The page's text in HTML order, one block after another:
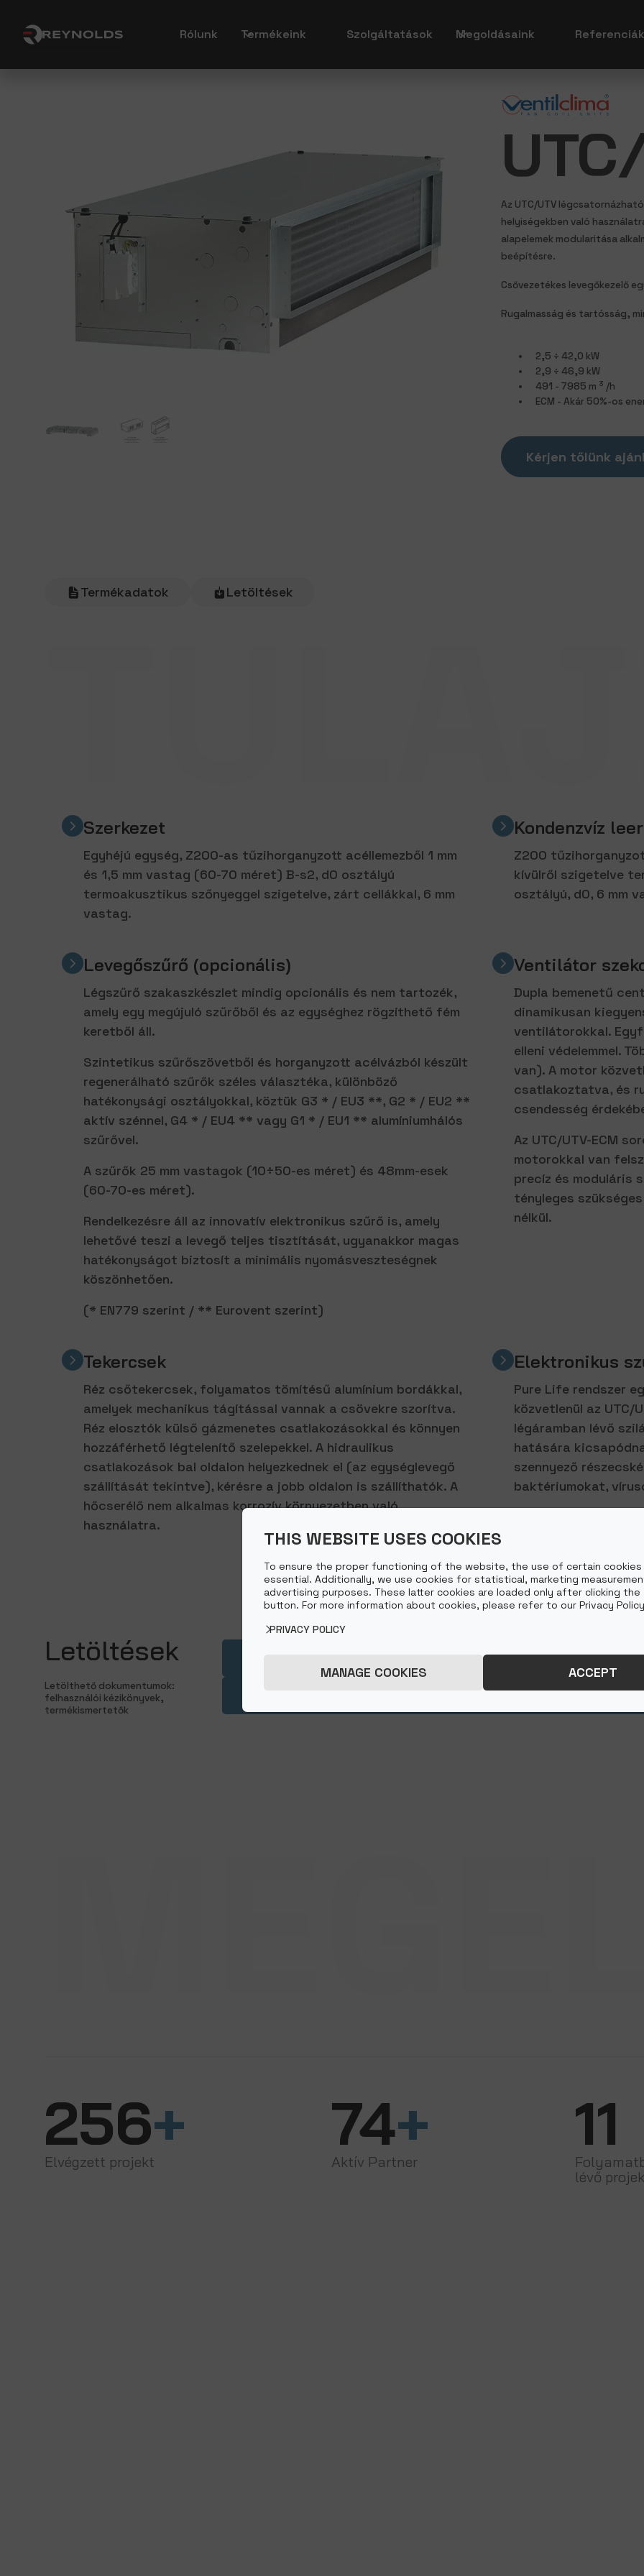
Rólunk Termékeink Szolgáltatások Megoldásaink
Az UTC/UTV
helyiségekben való
alapelemek modularitása
beépítésre.
Csővezetékes levegőkezelő
Rugalmasság és tartósság,
2,5 ÷ 42,0 kW
2,9 ÷ 46,9 kW
491 - 7985 m 3 /h
ECM - Akár 50%-os
Kérjen tőlünk
Termékadatok Letöltések
Szerkezet
Egyhéjú egység, Z200-as tűzihorganyzott acéllemezből 1 mm
és 1,5 mm vastag (60-70 méret) B-s2, d0 osztályú
termoakusztikus szőnyeggel szigetelve, zárt cellákkal, 6 mm
vastag.
Kondenzvíz
Z200
kívülről szigetelve
osztályú, d0, 6 mm
Levegőszűrő (opcionális)
Légszűrő szakaszkészlet mindig opcionális és nem tartozék,
amely egy megújuló szűrőből és az egységhez rögzíthető fém
keretből áll.
Szintetikus szűrőszövetből és horganyzott acélvázból készült
regenerálható szűrők széles választéka, különböző
hatékonysági osztályokkal, köztük G3 * / EU3 **, G2 * / EU2 **
aktív szénnel, G4 * / EU4 ** vagy G1 * / EU1 ** alumíniumhálós
szűrővel.
A szűrők 25 mm vastagok (10÷50-es méret) és 48mm-esek
(60-70-es méret).
Rendelkezésre áll az innovatív elektronikus szűrő is, amely
lehetővé teszi a levegő teljes tisztítását, ugyanakkor magas
hatékonyságot biztosít a minimális nyomásveszteségnek
köszönhetően.
(* EN779 szerint / ** Eurovent szerint)
Ventilátor
Dupla bemenetű
dinamikusan
ventilátorokkal.
elleni védelemmel.
van). A motor
csatlakoztatva, és
csendesség
Az UTC/UTV-ECM
motorokkal van
precíz és moduláris
tényleges
nélkül.
Tekercsek
Réz csőtekercsek, folyamatos tömítésű alumínium bordákkal,
amelyek mechanikus tágítással vannak a csövekre szorítva.
Réz elosztók külső gázmenetes csatlakozásokkal és könnyen
hozzáférhető légtelenítő szelepekkel. A hidraulikus
csatlakozások bal oldalon helyezkednek el (az egységlevegő
szállítását tekintve), kérésre a jobb oldalon is szállíthatók. A
hőcserélő nem alkalmas korrozív környezetben való
használatra.
Elektronikus
Pure Life rendszer
közvetlenül az UTC/
légáramban lévő
hatására
szennyező
baktériumokat,
egészséges és
Letöltések
Letölthető dokumentumok:
felhasználói kézikönyvek,
termékismertetők
256+
Elvégzett projekt
74+
Aktív Partner
11
lévő
THIS WEBSITE USES COOKIES
To ensure the proper functioning of the website, the use of certain cookies
essential. Additionally, we use cookies for statistical, marketing
advertising purposes. These latter cookies are loaded only after clicking
button. For more information about cookies, please refer to our Privacy
PRIVACY POLICY
MANAGE COOKIES ACCEPT